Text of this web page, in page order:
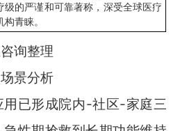
级的严谨和可靠著称，深受全球医疗
构青睐。
询整理
景分析
已形成院内-社区-家庭三